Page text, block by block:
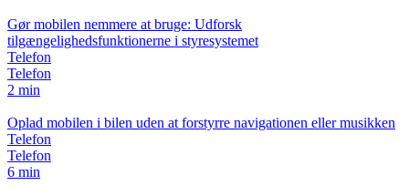
Gør mobilen nemmere at bruge: Udforsk
tilgængelighedsfunktionerne i styresystemet
Telefon
Telefon
2 min
Oplad mobilen i bilen uden at forstyrre navigationen eller musikken
Telefon
Telefon
6 min